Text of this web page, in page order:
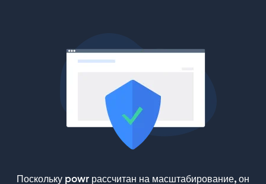
Поскольку powr рассчитан на масштабирование, он